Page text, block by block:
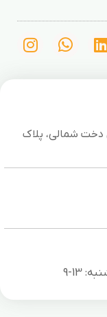
دخت شمالی، پلاک